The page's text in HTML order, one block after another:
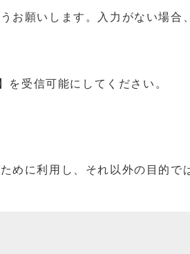
お願いします。入力がない場合
受信可能にしてください。
めに利用し、それ以外の目的で